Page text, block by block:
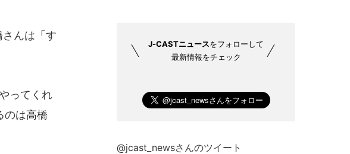
んは「す
ってくれ
のは高橋
J-CASTニュースをフォローして
最新情報をチェック
@jcast_newsさんのツイート